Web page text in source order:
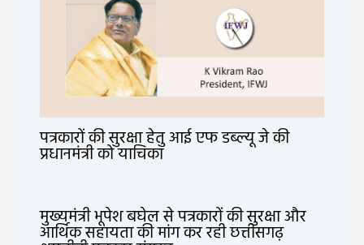
पत्रकारों की सुरक्षा हेतु आई एफ डब्ल्यू जे की
प्रधानमंत्री को याचिका
मुख्यमंत्री भूपेश बघेल से पत्रकारों की सुरक्षा और
आर्थिक सहायता की मांग कर रही छत्तीसगढ़